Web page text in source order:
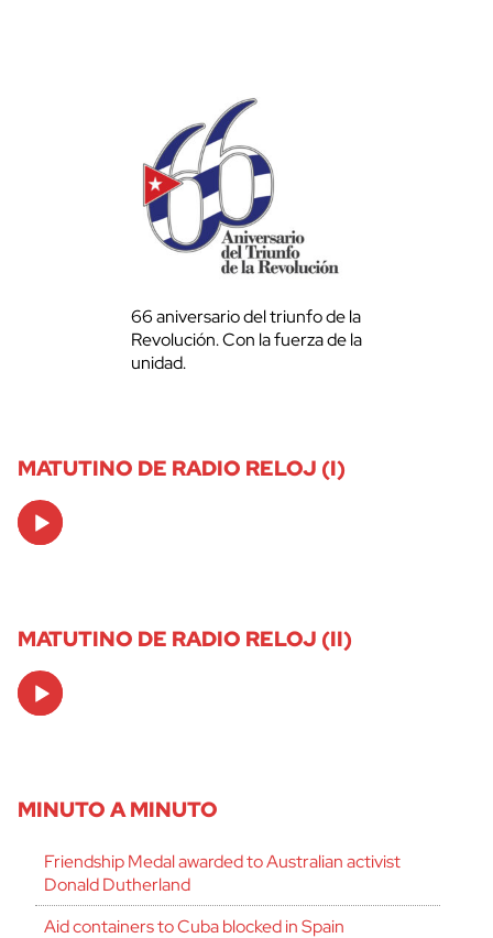
66 aniversario del triunfo de la
Revolución. Con la fuerza de la
unidad.
MATUTINO DE RADIO RELOJ (I)
Audio
Player
MATUTINO DE RADIO RELOJ (II)
Audio
Player
MINUTO A MINUTO
Friendship Medal awarded to Australian activist
Donald Dutherland
Aid containers to Cuba blocked in Spain